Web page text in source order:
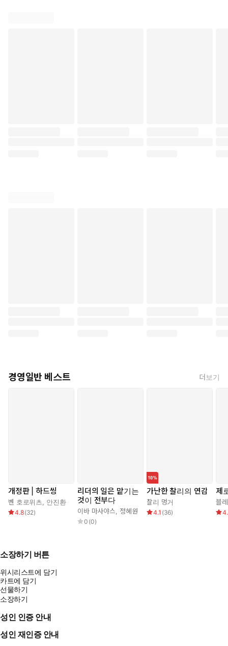
경영일반 베스트 더보기
개정판 | 하드씽
벤 호로위츠 안진환
4.8(32)
리더의 일은 맡기는
것이 전부다
이바 마사야스 정혜원
0 (0)
가난한 찰리의 연감
찰리 멍거
4.1 (36)
제
블
소장하기 버튼
위시리스트에 담기
카트에 담기
선물하기
소장하기
성인 인증 안내
성인 재인증 안내